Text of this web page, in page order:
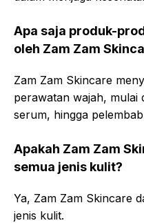
Apa saja produk-
oleh Zam Zam
Zam Zam Skincare
perawatan wajah, mulai
serum, hingga
Apakah Zam Zam
semua jenis kulit?
Ya, Zam Zam Skincare
jenis kulit.